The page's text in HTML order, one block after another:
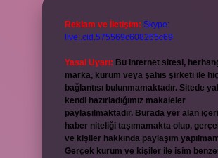
Reklam ve İletişim: Skype:
live:.cid.575569c608265c69
Yasal Uyarı: Bu internet sitesi,
marka, kurum veya şahıs şirketi ile
bağlantısı bulunmamaktadır. Sitede
kendi hazırladığımız makaleler
paylaşılmaktadır. Burada yer alan
haber niteliği taşımamakta olup,
ve kişiler hakkında paylaşım
Gerçek kurum ve kişiler ile isim